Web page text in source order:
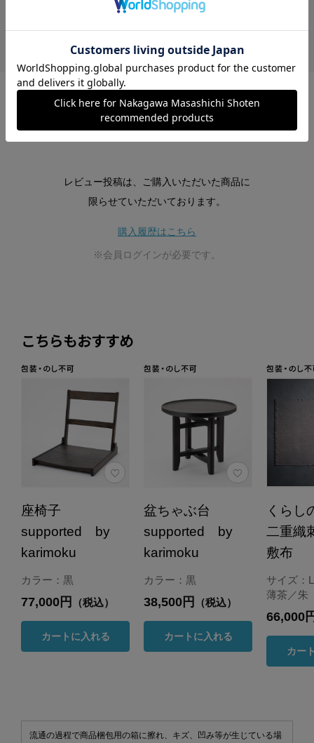
絞り込み 表示：新しい順
この商品の全てのレビューを見る
レビュー投稿は、ご購入いただいた商品に
限らせていただいております。
購入履歴はこちら
※会員ログインが必要です。
こちらもおすすめ
座椅子
supported by
karimoku
カラー：黒
77,000円 （税込）
カートに入れる
盆ちゃぶ台
supported by
karimoku
カラー：黒
38,500円 （税込）
カートに入れる
くら
二重織
敷布
サイズ
薄茶／朱
66,000
カー
流通の過程で商品梱包用の箱に擦れ、キズ、凹み等が生じている場